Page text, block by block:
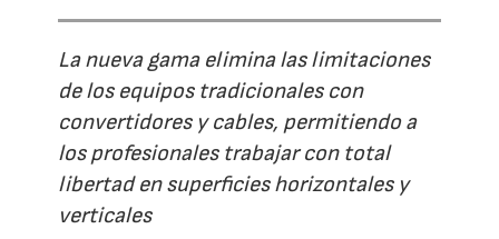
La nueva gama elimina las limitaciones
de los equipos tradicionales con
convertidores y cables, permitiendo a
los profesionales trabajar con total
libertad en superficies horizontales y
verticales